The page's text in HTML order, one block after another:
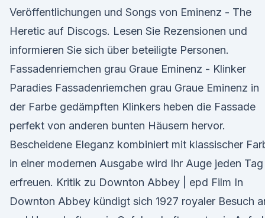
Veröffentlichungen und Songs von Eminenz - The
Heretic auf Discogs. Lesen Sie Rezensionen und
informieren Sie sich über beteiligte Personen.
Fassadenriemchen grau Graue Eminenz - Klinker
Paradies Fassadenriemchen grau Graue Eminenz in
der Farbe gedämpften Klinkers heben die Fassade
perfekt von anderen bunten Häusern hervor.
Bescheidene Eleganz kombiniert mit klassischer
in einer modernen Ausgabe wird Ihr Auge jeden Tag
erfreuen. Kritik zu Downton Abbey | epd Film In
Downton Abbey kündigt sich 1927 royaler Besuch